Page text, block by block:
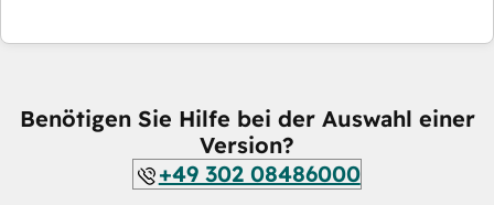
Benötigen Sie Hilfe bei der Auswahl einer
Version?
+49 302 08486000